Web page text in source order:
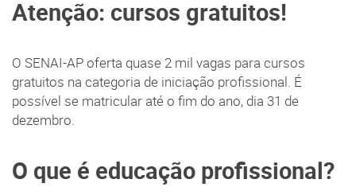
Atenção: cursos gratuitos!
O SENAI-AP oferta quase 2 mil vagas para cursos
gratuitos na categoria de iniciação profissional. É
possível se matricular até o fim do ano, dia 31 de
dezembro.
O que é educação profissional?